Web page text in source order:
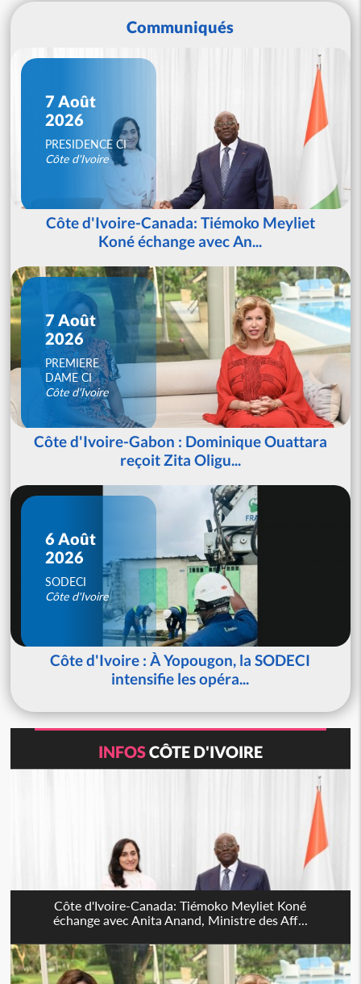
Communiqués
7 Août
2026
PRESIDENCE CI
Côte d'Ivoire
Côte d'Ivoire-Canada: Tiémoko Meyliet
Koné échange avec An...
7 Août
2026
PREMIERE
DAME CI
Côte d'Ivoire
Côte d'Ivoire-Gabon : Dominique Ouattara
reçoit Zita Oligu...
6 Août
2026
SODECI
Côte d'Ivoire
Côte d'Ivoire : À Yopougon, la SODECI
intensifie les opéra...
INFOSCÔTE D'IVOIRE
Côte d'Ivoire-Canada: Tiémoko Meyliet Koné
échange avec Anita Anand, Ministre des Aff...